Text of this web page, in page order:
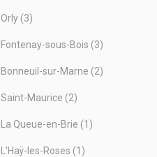
Orly (3)
Fontenay-sous-Bois (3)
Bonneuil-sur-Marne (2)
Saint-Maurice (2)
La Queue-en-Brie (1)
L'Haÿ-les-Roses (1)